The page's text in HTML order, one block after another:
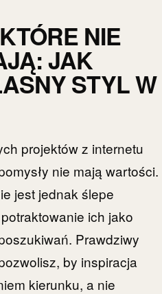
NIE
JAK
STYL W
projektów z internetu
nie mają wartości.
jest jednak ślepe
ich jako
Prawdziwy
by inspiracja
kierunku, a nie